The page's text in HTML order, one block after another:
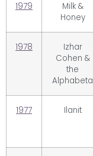
1979
Milk &
Honey
1978
Izhar
Cohen &
the
Alphabeta
1977 Ilanit